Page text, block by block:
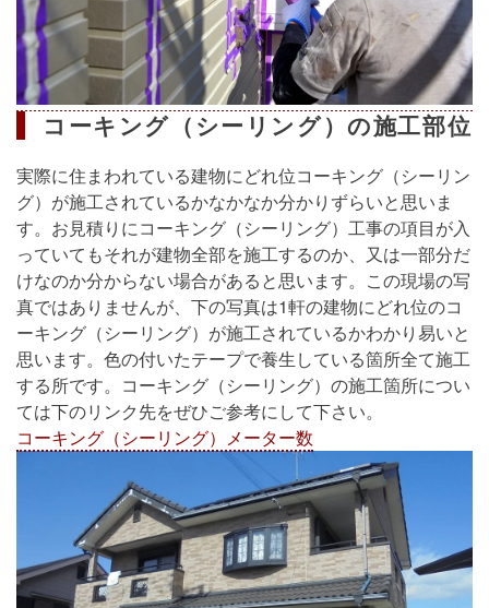
コーキング（シーリング）の施工部位
実際に住まわれている建物にどれ位コーキング（シーリン
グ）が施工されているかなかなか分かりずらいと思いま
す。お見積りにコーキング（シーリング）工事の項目が入
っていてもそれが建物全部を施工するのか、又は一部分だ
けなのか分からない場合があると思います。この現場の写
真ではありませんが、下の写真は1軒の建物にどれ位のコ
ーキング（シーリング）が施工されているかわかり易いと
思います。色の付いたテープで養生している箇所全て施工
する所です。コーキング（シーリング）の施工箇所につい
ては下のリンク先をぜひご参考にして下さい。
コーキング（シーリング）メーター数